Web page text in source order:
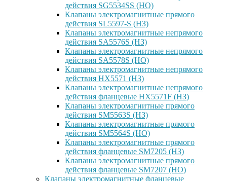
действия SG5534SS (НО)
Клапаны электромагнитные прямого
действия SL5597-S (НЗ)
Клапаны электромагнитные непрямого
действия SA5576S (НЗ)
Клапаны электромагнитные непрямого
действия SA5578S (НО)
Клапаны электромагнитные непрямого
действия HX5571 (НЗ)
Клапаны электромагнитные непрямого
действия фланцевые HX5571F (НЗ)
Клапаны электромагнитные прямого
действия SM5563S (НЗ)
Клапаны электромагнитные прямого
действия SM5564S (НО)
Клапаны электромагнитные прямого
действия фланцевые SM7205 (НЗ)
Клапаны электромагнитные прямого
действия фланцевые SM7207 (НО)
Клапаны электромагнитные фланцевые